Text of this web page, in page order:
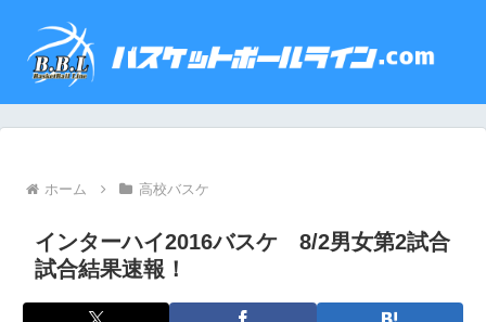
ホーム 高校バスケ
インターハイ2016バスケ 8/2男女第2試合
試合結果速報！